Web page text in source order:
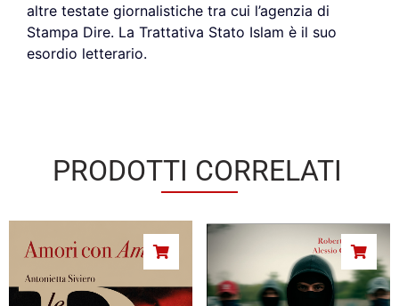
altre testate giornalistiche tra cui l’agenzia di
Stampa Dire. La Trattativa Stato Islam è il suo
esordio letterario.
PRODOTTI CORRELATI